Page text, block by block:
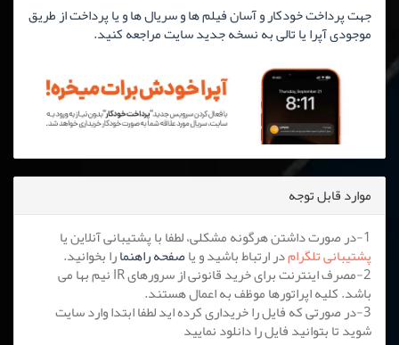
جهت پرداخت خودکار و آسان فیلم ها و سریال ها و یا پرداخت از طریق
موجودی آپرا یا تالی به نسخه جدید سایت مراجعه کنید.
موارد قابل توجه
1-در صورت داشتن هرگونه مشکلی، لطفا با پشتیبانی آنلاین یا
پشتیبانی تلگرامدر ارتباط باشید و یاصفحه راهنمارا بخوانید.
2-مصرف اینترنت برای خرید قانونی از سرورهای IR نیم بها می
باشد. کلیه اپراتورها موظف به اعمال هستند.
3-در صورتی که فایل را خریداری کرده اید لطفا ابتدا وارد سایت
شوید تا بتوانید فایل را دانلود نمایید